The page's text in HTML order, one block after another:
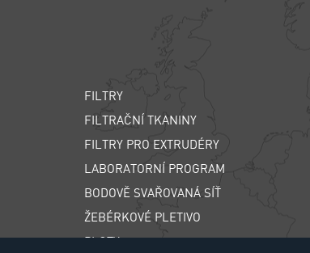
FILTRY
FILTRAČNÍ TKANINY
FILTRY PRO EXTRUDÉRY
LABORATORNÍ PROGRAM
BODOVĚ SVAŘOVANÁ SÍŤ
ŽEBÉRKOVÉ PLETIVO
PLOTY